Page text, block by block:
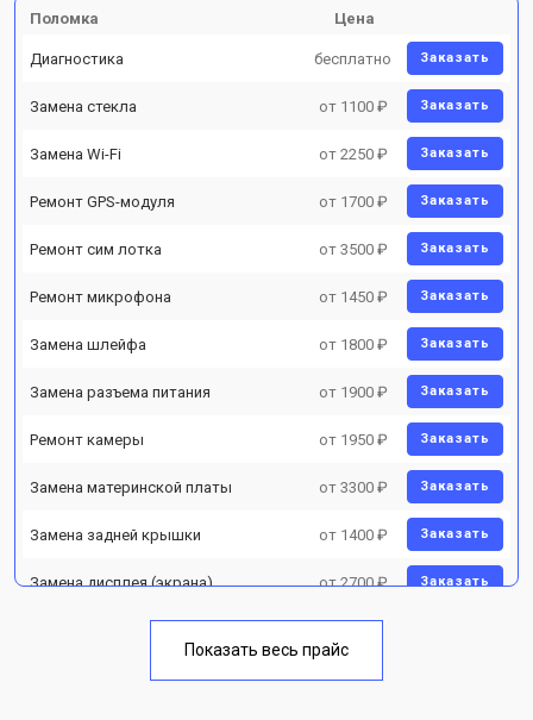
Поломка Цена
Диагностика бесплатно Заказать
Замена стекла от 1100 ₽ Заказать
Замена Wi-Fi от 2250 ₽ Заказать
Ремонт GPS-модуля от 1700 ₽ Заказать
Ремонт сим лотка от 3500 ₽ Заказать
Ремонт микрофона от 1450 ₽ Заказать
Замена шлейфа от 1800 ₽ Заказать
Замена разъема питания от 1900 ₽ Заказать
Ремонт камеры от 1950 ₽ Заказать
Замена материнской платы от 3300 ₽ Заказать
Замена задней крышки от 1400 ₽ Заказать
Замена дисплея (экрана) от 2700 ₽ Заказать
Замена кнопки включения от 1750 ₽
Показать весь прайс